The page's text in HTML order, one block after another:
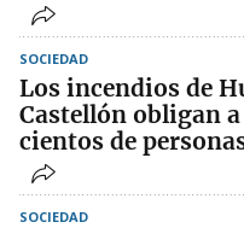
SOCIEDAD
Los incendios de
Castellón obligan
cientos de
SOCIEDAD